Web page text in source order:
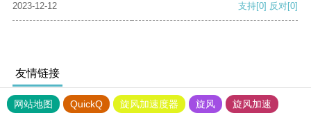
2023-12-12 支持[0] 反对[0]
友情链接
网站地图 QuickQ 旋风加速度器 旋风 旋风加速